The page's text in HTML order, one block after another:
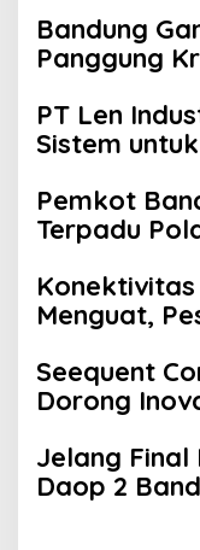
Bandung
Panggung
PT Len
Sistem
Pemkot
Terpadu
Menguat,
Seequent
Dorong
Infrastruktur
Jelang Final
Daop 2
Datang